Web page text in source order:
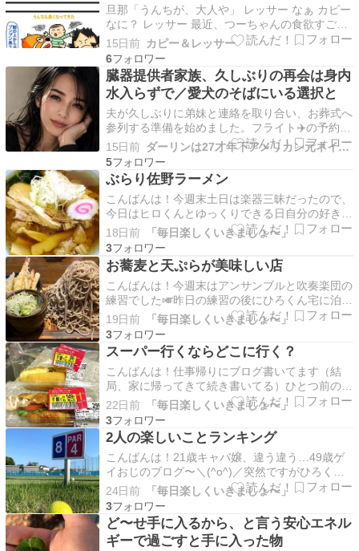
旦那「うんちが、大人や」 レッサー なぁ カピー
なに？ レッサー 最近、つーちゃんの食欲すごな
い？ カピー すごいね レッサー 離乳食、バクバ
ク食べるやん カピー おやつもね レッサー 見て
るだけで気持ちええわ カピー 『もっとちょうだ
い！』って口開けるもんね レッサー 親と…
15日前 カピー＆レッサー
6
臓器提供者家族、久しぶりの再会は身内
水入らずで／愛犬のそばにいる選択と
夫が久しぶりに弟妹と連絡を取り合い、お葬式へ
参列する準備を始めました。フライト✈️の予約を
始め「一緒に行ってくれないかな」と言ってくれ
たのですが、今回はお断りすることにしました。
一番の理由は愛犬🐶のこと。怪我をしたばかりで
PTSD気味になっており、いまは側を離れるのが
難しい状…
15日前
ダーリンは27才年下アメリカン元ネイビー国際再婚
5
ぶらり佐野ラーメン
こんばんは！今週末土日は楽器三昧だったので、
今日はヒロくんとゆっくりできる日自分の好きな
ことを楽しむのも大切だけど、パートナーとの時
間も大切にしたいので、昨日お蕎麦を食べながら
「明日どこに行こうか〜」って話してたのです
が、何も決まらず笑朝起きてベッドでゴロゴロし
ながら「千葉の房…
18日前
「毎日楽しくいきましょ〜」
3
お蕎麦と天ぷらが美味しい店
こんばんは！今週末はアンサンブルと吹奏楽団の
練習でした🎺昨日の練習の後にひろくん宅に泊ま
ったので、血圧の薬持ってなくて血圧高めで１日
過ごしました夜は東京の西まで車で迎えに来てく
れたので、神奈川県の名物蕎麦店「味奈登庵」さ
んに行ってきました！満足度の高さでは千葉県発
のサイゼリヤ神…
19日前
「毎日楽しくいきましょ〜」
3
スーパー行くならどこに行く？
こんばんは！仕事帰りにブログ書いてます（結
局、家に帰ってきて続き書いてる）ひとつ前のブ
ログでパートナーのひろくんと一緒に楽しめるこ
とについて書きましたが第１位は「2人で行くス
ーパーでの買い物」です買い物しながら「何作
る〜？」とか「これ安い！」とか話しながらカゴ
に入れていき、途中…
22日前
「毎日楽しくいきましょ〜」
3
2人の楽しいことランキング
こんばんは！21歳キャバ嬢、違う違う…49歳ゲ
イおじのブログ〜＼(^o^)／突然ですがひろくん
とお出かけする中での楽しいことランキング〜！
（パチパチ👏👏👏）最近ゲイカップルっぽい要素
が薄まってるので、今日は休日に一緒に出かける
楽しいことや場所を書いてみたいと思います！第
5位 パ…
24日前
「毎日楽しくいきましょ〜」
3
ど〜せ手に入るから、と言う安心エネル
ギーで過ごすと手に入った物